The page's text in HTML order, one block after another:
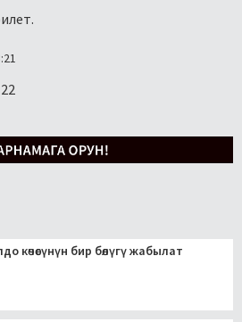
көчөсүнүн бир бөлүгү жабылат